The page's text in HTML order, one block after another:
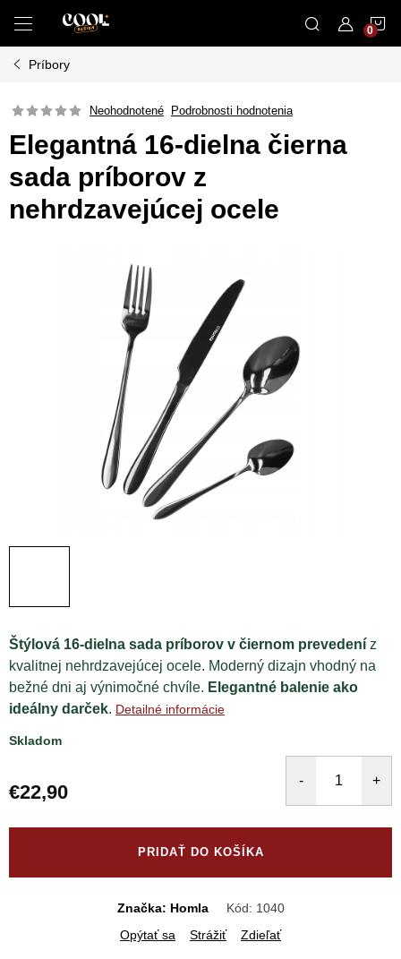
obsah
Príbory
Neohodnotené Podrobnosti hodnotenia
Elegantná 16-dielna čierna
sada príborov z
nehrdzavejúcej ocele
Štýlová 16-dielna sada príborov v čiernom prevedení z
kvalitnej nehrdzavejúcej ocele. Moderný dizajn vhodný na
bežné dni aj výnimočné chvíle. Elegantné balenie ako
ideálny darček. Detailné informácie
Skladom
€22,90
PRIDAŤ DO KOŠÍKA
Značka: Homla Kód: 1040
Opýtať sa
Strážiť Zdieľať